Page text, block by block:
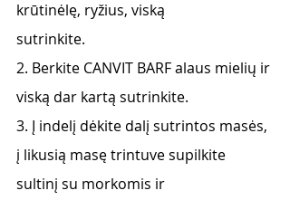
krūtinėlę, ryžius, viską
sutrinkite.
2. Berkite CANVIT BARF alaus mielių ir
viską dar kartą sutrinkite.
3. Į indelį dėkite dalį sutrintos masės,
į likusią masę trintuve supilkite
sultinį su morkomis ir